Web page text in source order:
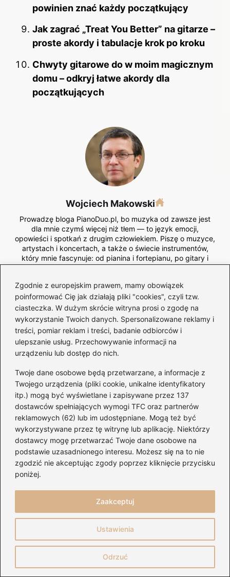
Zgodnie z europejskim prawem, mamy obowiązek
poinformować Cię jak działają pliki "cookies", czyli tzw.
ciasteczka. W dużym skrócie witryna prosi o zgodę na
wykorzystanie Twoich danych. Spersonalizowane reklamy i
treści, pomiar reklam i treści, badanie odbiorców i
ulepszanie usług. Przechowywanie informacji na
urządzeniu lub dostęp do nich.
Twoje dane osobowe będą przetwarzane, a informacje z
Twojego urządzenia (pliki cookie, unikalne identyfikatory
itp.) mogą być wyświetlane i zapisywane przez 137
dostawców spełniających wymogi TFC oraz partnerów
reklamowych (62) lub im udostępniane. Mogą też być
wykorzystywane przez tę witrynę lub aplikację. Niektórzy
dostawcy mogę przetwarzać Twoje dane osobowe na
podstawie uzasadnionego interesu. Możesz się na to nie
zgodzić nie akceptując zgody poprzez kliknięcie przycisku
poniżej.
Ustawienia
Odrzuć
Zaakceptuj
powinien znać każdy początkujący
Jak zagrać „Treat You Better” na gitarze –
proste akordy i tabulacje krok po kroku
Chwyty gitarowe do w moim magicznym
domu – odkryj łatwe akordy dla
początkujących
Wojciech Makowski
Prowadzę bloga PianoDuo.pl, bo muzyka od zawsze jest
dla mnie czymś więcej niż tłem — to język emocji,
opowieści i spotkań z drugim człowiekiem. Piszę o muzyce,
artystach i koncertach, a także o świecie instrumentów,
który mnie fascynuje: od pianina i fortepianu, po gitary i
inne brzmienia kształtujące muzyczną wrażliwość.
Na PianoDuo.pl dzielę się refleksjami o twórczości
muzyków, analizuję nuty i kompozycje, opisuję koncertowe
doświadczenia i przybliżam rolę instrumentów w budowaniu
emocji — zarówno na scenie, jak i w domowym zaciszu.
Lubię łączyć techniczne spojrzenie z artystyczną intuicją,
pokazując muzykę od strony warsztatu i przeżyć.
zapewnia lepszą jakość brzmienia
→
Łatwy sposób na rejestrację w TIDAL i odkrywanie
świata muzyki bez problemów
Dodaj komentarz
Twój adres email nie zostanie opublikowany.
Wymagane pola są oznaczone*